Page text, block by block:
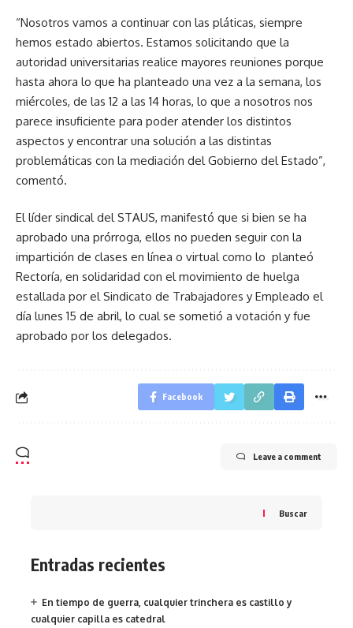
“Nosotros vamos a continuar con las pláticas, siempre
hemos estado abiertos. Estamos solicitando que la
autoridad universitarias realice mayores reuniones porque
hasta ahora lo que ha planteado una vez a la semana, los
miércoles, de las 12 a las 14 horas, lo que a nosotros nos
parece insuficiente para poder atender los distintos
aspectos y encontrar una solución a las distintas
problemáticas con la mediación del Gobierno del Estado”,
comentó.
El líder sindical del STAUS, manifestó que si bien se ha
aprobado una prórroga, ellos no pueden seguir con la
impartición de clases en línea o virtual como lo planteó
Rectoría, en solidaridad con el movimiento de huelga
estallada por el Sindicato de Trabajadores y Empleado el
día lunes 15 de abril, lo cual se sometió a votación y fue
aprobado por los delegados.
Facebook
Leave a comment
Buscar
Entradas recientes
En tiempo de guerra, cualquier trinchera es castillo y
cualquier capilla es catedral